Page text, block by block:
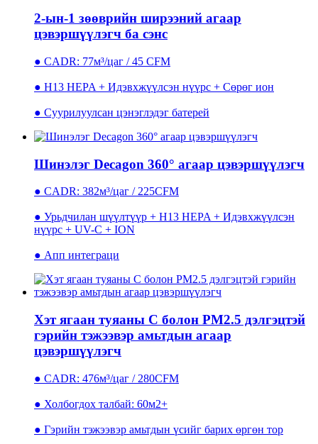
2-ын-1 зөөврийн ширээний агаар
цэвэршүүлэгч ба сэнс
● CADR: 77м³/цаг / 45 CFM
● H13 HEPA + Идэвхжүүлсэн нүүрс + Сөрөг ион
● Суурилуулсан цэнэглэдэг батерей
Шинэлэг Decagon 360° агаар цэвэршүүлэгч
● CADR: 382м³/цаг / 225CFM
● Урьдчилан шүүлтүүр + H13 HEPA + Идэвхжүүлсэн
нүүрс + UV-C + ION
● Апп интеграци
Хэт ягаан туяаны C болон PM2.5 дэлгэцтэй
гэрийн тэжээвэр амьтдын агаар
цэвэршүүлэгч
● CADR: 476м³/цаг / 280CFM
● Холбогдох талбай: 60м2+
● Гэрийн тэжээвэр амьтдын үсийг барих өргөн тор